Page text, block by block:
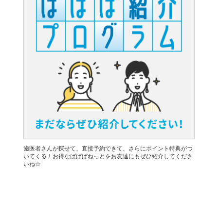
歯医者さんが探せて、直接予約できて、さらにポイント特典がつ
いてくる！お得なぱぱぱねっとをお友達にもぜひ紹介してくださ
いね☆